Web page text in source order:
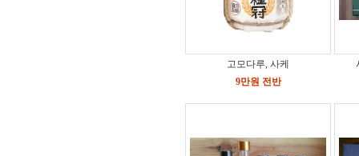
고모다루, 사케
9만원 전반